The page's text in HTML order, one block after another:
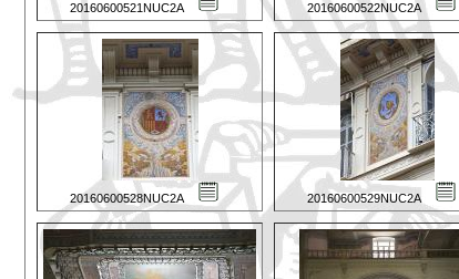
20160600521NUC2A 20160600522NUC2A
20160600528NUC2A 20160600529NUC2A